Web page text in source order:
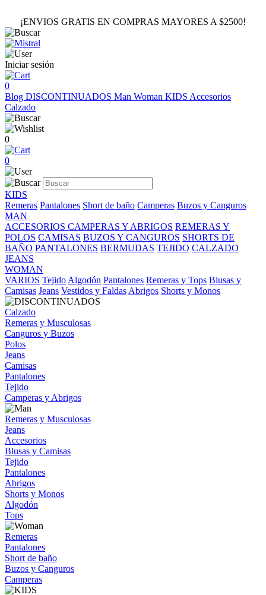
¡ENVIOS GRATIS EN COMPRAS MAYORES A $2500!
Iniciar sesión
0
Blog DISCONTINUADOS Man Woman KIDS Accesorios
Calzado
0
0
KIDS
Remeras Pantalones Short de baño Camperas Buzos y Canguros
MAN
ACCESORIOS CAMPERAS Y ABRIGOS REMERAS Y
POLOS CAMISAS BUZOS Y CANGUROS SHORTS DE
BAÑO PANTALONES BERMUDAS TEJIDO CALZADO
JEANS
WOMAN
VARIOS Tejido Algodón Pantalones Remeras y Tops Blusas y
Camisas Jeans Vestidos y Faldas Abrigos Shorts y Monos
Calzado
Remeras y Musculosas
Canguros y Buzos
Polos
Jeans
Camisas
Pantalones
Tejido
Camperas y Abrigos
Remeras y Musculosas
Jeans
Accesorios
Blusas y Camisas
Tejido
Pantalones
Abrigos
Shorts y Monos
Algodón
Tops
Remeras
Pantalones
Short de baño
Buzos y Canguros
Camperas